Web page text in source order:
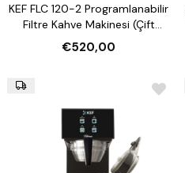
KEF FLC 120-2 Programlanabilir
Filtre Kahve Makinesi (Çift
Plakalı Model)
€520,00